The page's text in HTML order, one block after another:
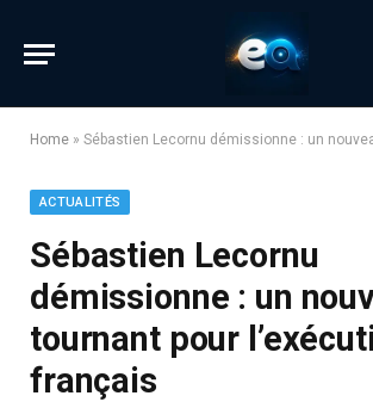
Home » Sébastien Lecornu démissionne : un nouveau tournant
ACTUALITÉS
Sébastien Lecornu
démissionne : un
tournant pour
français